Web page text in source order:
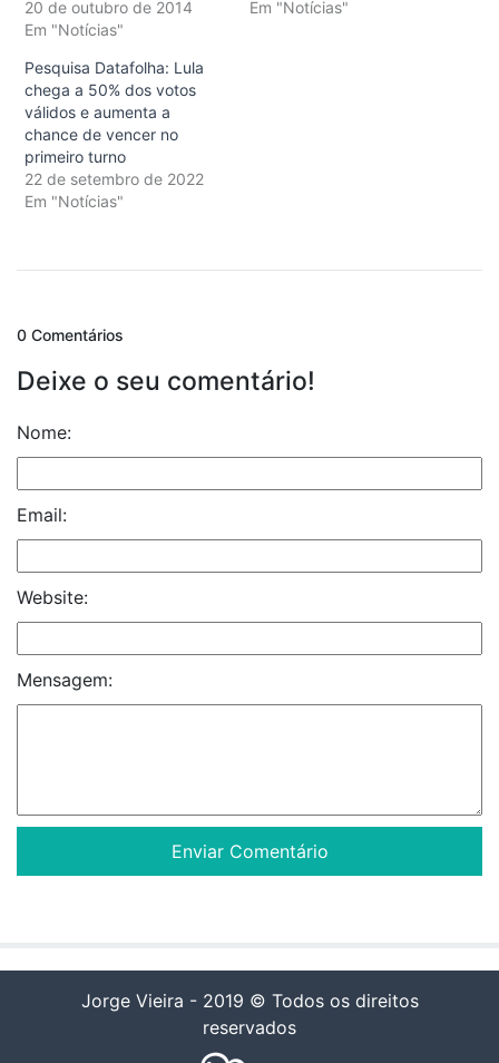
20 de outubro de 2014
Em "Notícias"
Em "Notícias"
Pesquisa Datafolha: Lula
chega a 50% dos votos
válidos e aumenta a
chance de vencer no
primeiro turno
22 de setembro de 2022
Em "Notícias"
0 Comentários
Deixe o seu comentário!
Nome:
Email:
Website:
Mensagem:
Jorge Vieira - 2019 © Todos os direitos
reservados